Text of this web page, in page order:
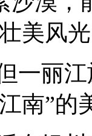
美风
一丽
南”的